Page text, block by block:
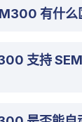
有什么
支持